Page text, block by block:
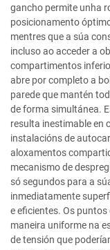
gancho permite unha
posicionamento
mentres que a súa
incluso ao acceder a
compartimentos
abre por completo a
parede que mantén
de forma simultánea.
resulta inestimable en
instalacións de
aloxamentos
mecanismo de
só segundos para a
inmediatamente
e eficientes. Os
maneira uniforme na
de tensión que